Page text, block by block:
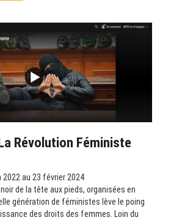
Révolution Féministe
2022 au 23 février 2024
de la tête aux pieds, organisées en
génération de féministes lève le poing
des droits des femmes. Loin du